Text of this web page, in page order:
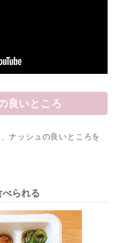
良いところ
ナッシュの良いところを
られる